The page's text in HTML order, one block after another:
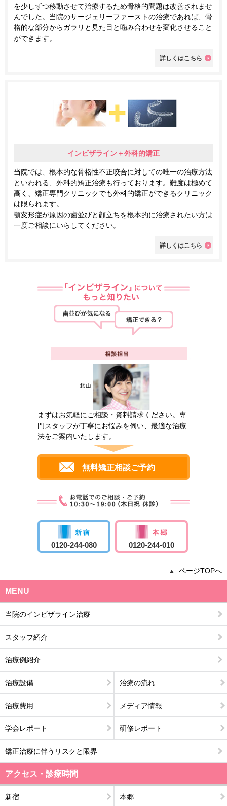
を少しずつ移動させて治療するため骨格的問題は改善されませ
んでした。当院のサージェリーファーストの治療であれば、骨
格的な部分からガラリと見た目と噛み合わせを変化させること
ができます。
詳しくはこちら
インビザライン＋外科的矯正
当院では、根本的な骨格性不正咬合に対しての唯一の治療方法
といわれる、外科的矯正治療も行っております。難度は極めて
高く、矯正専門クリニックでも外科的矯正ができるクリニック
は限られます。
顎変形症が原因の歯並びと顔立ちを根本的に治療されたい方は
一度ご相談にいらしてください。
詳しくはこちら
まずはお気軽にご相談・資料請求ください。専
門スタッフが丁寧にお悩みを伺い、最適な治療
法をご案内いたします。
無料矯正相談ご予約
0120-244-080 0120-244-010
ページTOPへ
MENU
当院のインビザライン治療
スタッフ紹介
治療例紹介
治療設備 治療の流れ
治療費用 メディア情報
学会レポート 研修レポート
矯正治療に伴うリスクと限界
アクセス・診療時間
新宿 本郷